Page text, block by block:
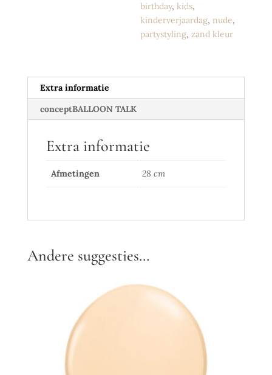
birthday, kids,
kinderverjaardag,nude,
partystyling,zand kleur
Extra informatie
conceptBALLOON TALK
Extra informatie
Afmetingen 28 cm
Andere suggesties…